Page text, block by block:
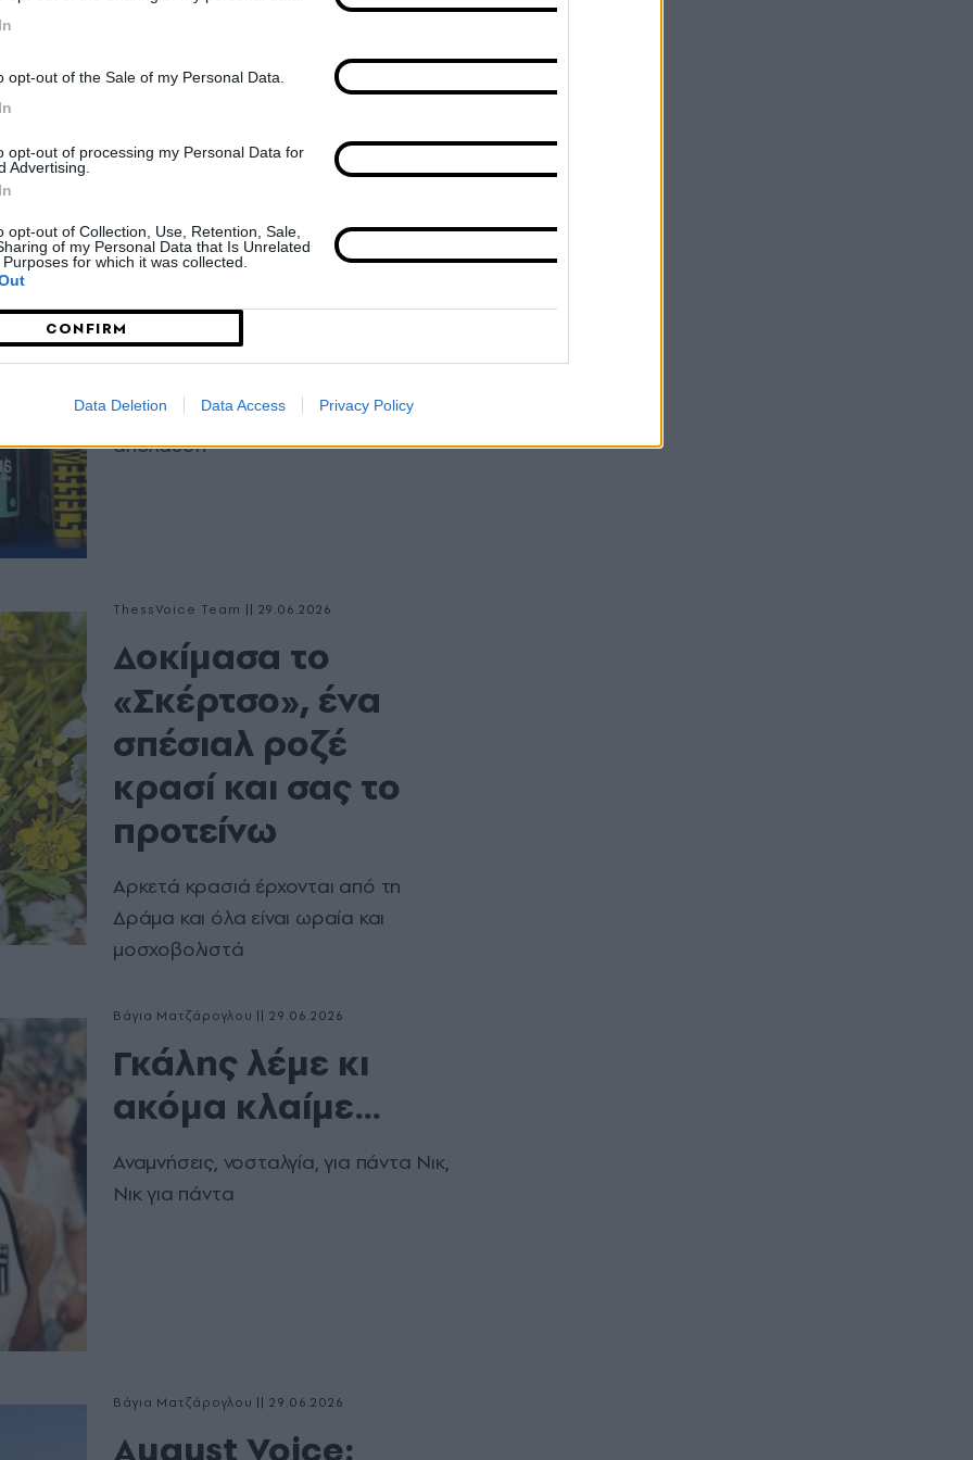
opt-out of the Sale of my Personal Data.
opt-out of processing my Personal Data for
Advertising.
opt-out of Collection, Use, Retention, Sale,
of my Personal Data that Is Unrelated
for which it was collected.
CONFIRM
Data Deletion Data Access Privacy Policy
Χαλκιδική
Μια ώρα από τη Θεσσαλονίκη, ένα
βουνό και ένας διαφορετικός
Η μπύρα MOMUS
Contemporary Ale
είναι εδώ!
Όταν η τέχνη γίνεται γευστική
απόλαυση
ThessVoice Team 06.07.2026
Δοκίμασα το
«Σκέρτσο», ένα
σπέσιαλ ροζέ
κρασί και σας το
προτείνω
Αρκετά κρασιά έρχονται από τη
Δράμα και όλα είναι ωραία και
μοσχοβολιστά
ThessVoice Team | 29.06.2026
Γκάλης λέμε κι
ακόμα κλαίμε…
Αναμνήσεις, νοσταλγία, για πάντα Νικ,
Νικ για πάντα
Βάγια Ματζάρογλου | 29.06.2026
August Voice:
Βάγια Ματζάρογλου | 29.06.2026